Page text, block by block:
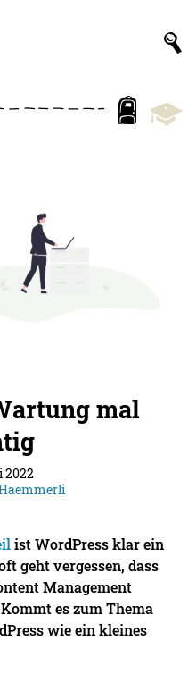
mal
2022
ist WordPress klar ein
geht vergessen, dass
Management
es zum Thema
wie ein kleines